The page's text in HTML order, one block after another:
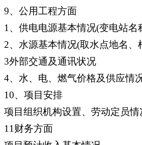
9、公用工程方面
1、供电电源基本情况(变电站
2、水源基本情况(取水点地名
3外部交通及通讯状况
4、水、电、燃气价格及供应情
10、项目安排
项目组织机构设置、劳动定员
11财务方面